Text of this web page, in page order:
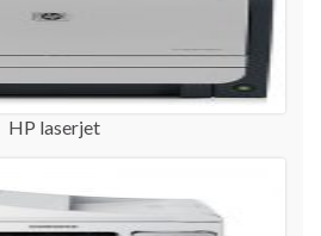
HP laserjet